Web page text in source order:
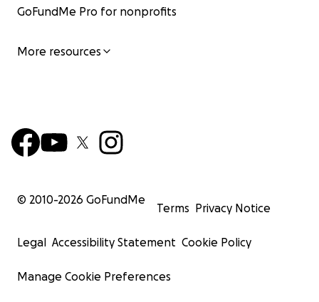
GoFundMe Pro for nonprofits
More resources
© 2010-2026 GoFundMe
Terms Privacy Notice
Legal Accessibility Statement Cookie Policy
Manage Cookie Preferences